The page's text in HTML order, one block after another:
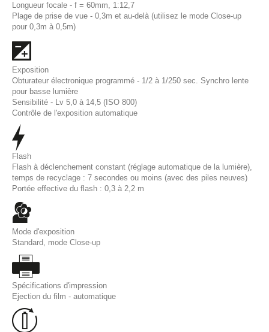
Longueur focale - f = 60mm, 1:12,7
Plage de prise de vue - 0,3m et au-delà (utilisez le mode Close-up
pour 0,3m à 0,5m)
Exposition
Obturateur électronique programmé - 1/2 à 1/250 sec. Synchro lente
pour basse lumière
Sensibilité - Lv 5,0 à 14,5 (ISO 800)
Contrôle de l'exposition automatique
Flash
Flash à déclenchement constant (réglage automatique de la lumière),
temps de recyclage : 7 secondes ou moins (avec des piles neuves)
Portée effective du flash : 0,3 à 2,2 m
Mode d'exposition
Standard, mode Close-up
Spécifications d'impression
Ejection du film - automatique